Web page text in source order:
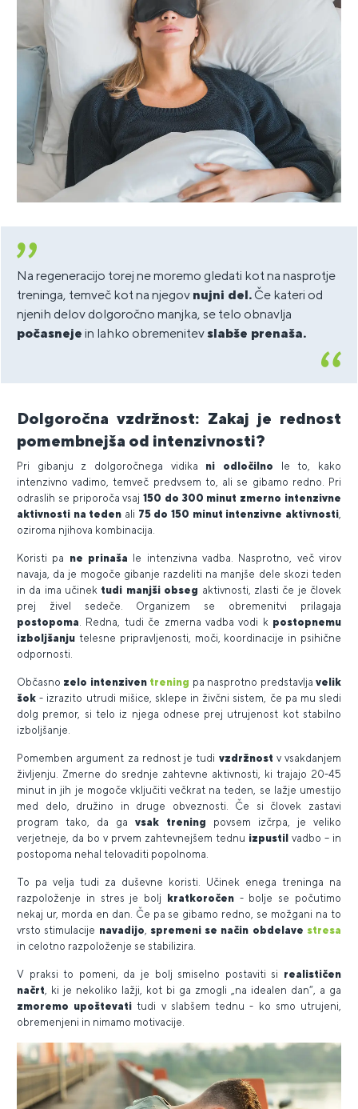
Na regeneracijo torej ne moremo gledati kot na nasprotje
treninga, temveč kot na njegov nujni del.Če kateri od
njenih delov dolgoročno manjka, se telo obnavlja
počasneje in lahko obremenitevslabše prenaša.
Dolgoročna vzdržnost: Zakaj je rednost
pomembnejša od intenzivnosti?
Pri gibanju z dolgoročnega vidika ni odločilno le to, kako
intenzivno vadimo, temveč predvsem to, ali se gibamo redno. Pri
odraslih se priporoča vsaj150 do 300 minut zmerno intenzivne
aktivnosti na teden ali 75 do 150 minut intenzivne aktivnosti
oziroma njihova kombinacija.
Koristi pa ne prinaša le intenzivna vadba. Nasprotno, več virov
navaja, da je mogoče gibanje razdeliti na manjše dele skozi teden
in da ima učinek tudi manjši obseg aktivnosti, zlasti če je človek
prej živel sedeče. Organizem se obremenitvi prilagaja
postopoma . Redna, tudi če zmerna vadba vodi k postopnemu
izboljšanju telesne pripravljenosti, moči, koordinacije in psihične
odpornosti.
Občasno zelo intenziven trening pa nasprotno predstavljavelik
šok - izrazito utrudi mišice, sklepe in živčni sistem, če pa mu sledi
dolg premor, si telo iz njega odnese prej utrujenost kot stabilno
izboljšanje.
Pomemben argument za rednost je tudi vzdržnost v vsakdanjem
življenju. Zmerne do srednje zahtevne aktivnosti, ki trajajo 20-45
minut in jih je mogoče vključiti večkrat na teden, se lažje umestijo
med delo, družino in druge obveznosti. Če si človek zastavi
program tako, da ga vsak trening povsem izčrpa, je veliko
verjetneje, da bo v prvem zahtevnejšem tednu izpustil vadbo – in
postopoma nehal telovaditi popolnoma.
To pa velja tudi za duševne koristi. Učinek enega treninga na
razpoloženje in stres je bolj
kratkoročen- bolje se počutimo
nekaj ur, morda en dan. Če pa se gibamo redno, se možgani na to
vrsto stimulacije navadijo spremeni se način obdelave stresa
in celotno razpoloženje se stabilizira.
V praksi to pomeni, da je bolj smiselno postaviti si realističen
načrt , ki je nekoliko lažji, kot bi ga zmogli „na idealen dan“, a ga
zmoremo upoštevati tudi v slabšem tednu - ko smo utrujeni,
obremenjeni in nimamo motivacije.